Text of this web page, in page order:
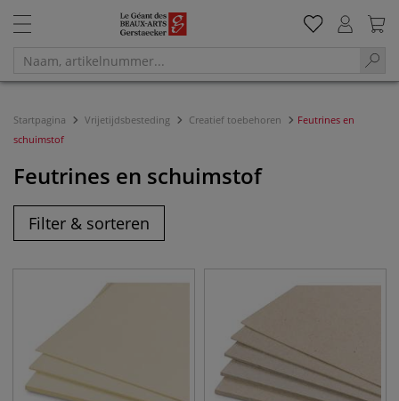
Startpagina Vrijetijdsbesteding Creatief toebehoren
Feutrines en
schuimstof
Feutrines en schuimstof
Filter & sorteren